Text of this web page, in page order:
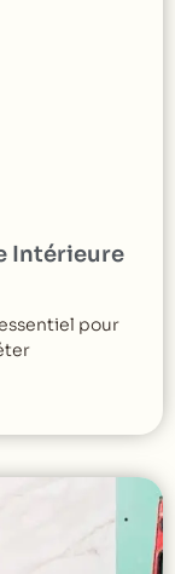
Intérieure
pour